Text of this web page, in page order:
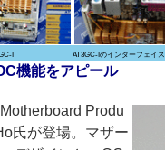
I AT3GC-Iのインターフェイス
機能をアピール
Produ
氏が登場。マザー